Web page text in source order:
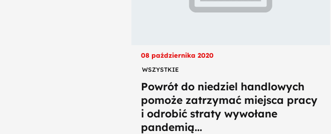
08 października 2020
WSZYSTKIE
Powrót do niedziel handlowych
pomoże zatrzymać miejsca pracy
i odrobić straty wywołane
pandemią...